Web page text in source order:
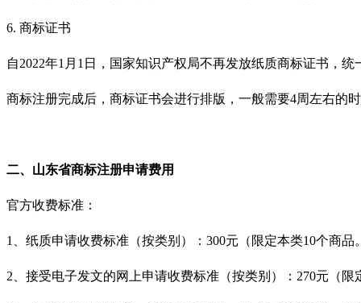
6. 商标证书
自2022年1 月 1 日，国家知识产权局不再发放纸质商标证书，
商标注册完成后，商标证书会进行排版，一般需要4周左右的
二、 山东省商标注册申请费用
官方收费标准：
1 、纸质申请收费标准 （按类别 ） ： 300元 （ 限定本类10个商品
2 、接受电子发文的网上申请收费标准 （按类别 ） ： 270元 （ 限